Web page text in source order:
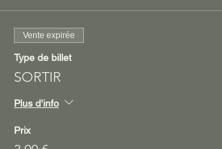
Vente expirée
Type de billet
SORTIR
Plus d'info
Prix